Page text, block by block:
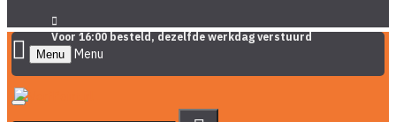
Voor 16:00 besteld, dezelfde werkdag verstuurd
Menu